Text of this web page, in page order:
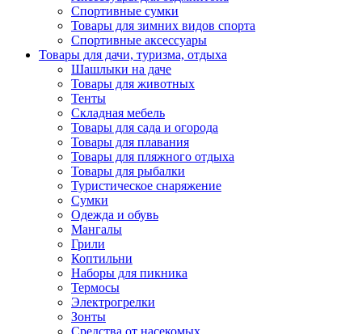
Спортивные сумки
Товары для зимних видов спорта
Спортивные аксессуары
Товары для дачи, туризма, отдыха
Шашлыки на даче
Товары для животных
Тенты
Складная мебель
Товары для сада и огорода
Товары для плавания
Товары для пляжного отдыха
Товары для рыбалки
Туристическое снаряжение
Сумки
Одежда и обувь
Мангалы
Грили
Коптильни
Наборы для пикника
Термосы
Электрогрелки
Зонты
Средства от насекомых